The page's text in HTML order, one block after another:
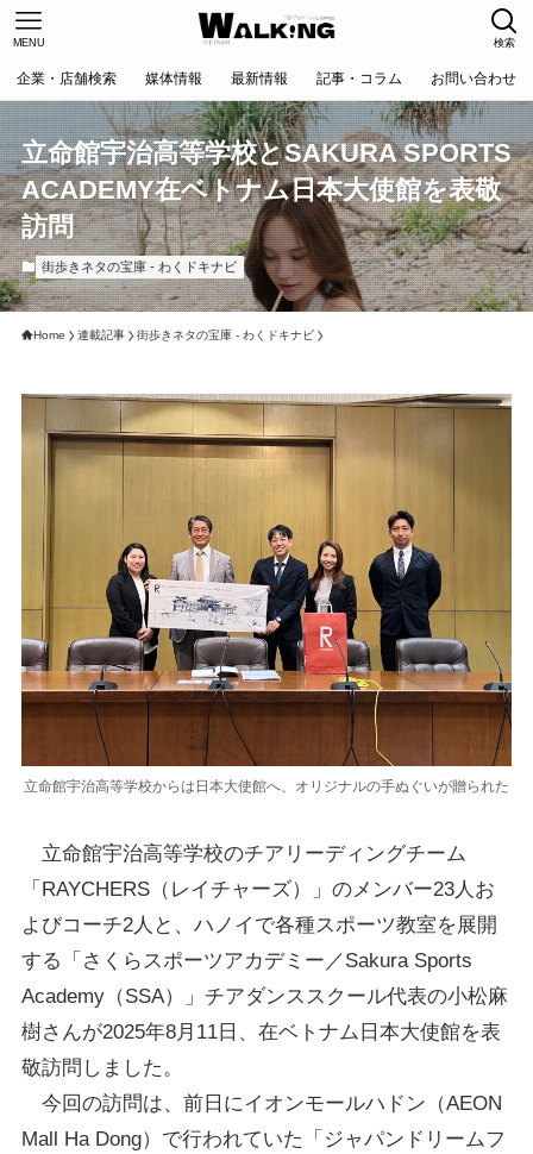
検索
MENU
企業・店舗検索 媒体情報 最新情報 記事・コラム お問い合わせ
立命館宇治高等学校とSAKURA SPORTS
ACADEMY在ベトナム日本大使館を表敬
訪問
街歩きネタの宝庫 - わくドキナビ
Home 連載記事 街歩きネタの宝庫 - わくドキナビ
立命館宇治高等学校からは日本大使館へ、オリジナルの手ぬぐいが贈られた
立命館宇治高等学校のチアリーディングチーム
「RAYCHERS（レイチャーズ）」のメンバー23人お
よびコーチ2人と、ハノイで各種スポーツ教室を展開
する「さくらスポーツアカデミー／Sakura Sports
Academy（SSA）」チアダンススクール代表の小松麻
樹さんが2025年8月11日、在ベトナム日本大使館を表
敬訪問しました。
今回の訪問は、前日にイオンモールハドン（AEON
Mall Ha Dong）で行われていた「ジャパンドリームフ